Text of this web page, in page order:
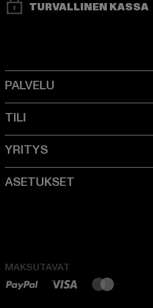
TURVALLINEN KASSA
MAKSUTAVAT